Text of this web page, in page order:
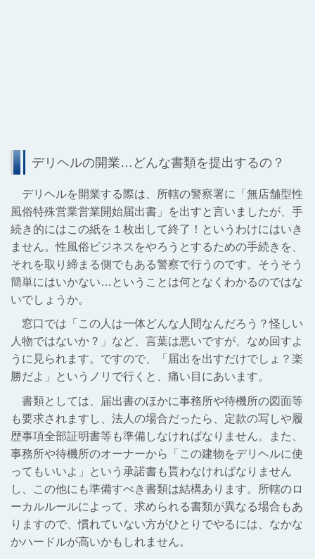
デリヘルの開業…どんな書類を提出するの？
デリヘルを開業する際は、所轄の警察署に「無店舗型性
風俗特殊営業営業開始届出書」を出すと言いましたが、手
続き的にはこの紙を１枚出して終了！というわけにはいき
ません。性風俗ビジネスをやろうとするための手続きを、
それを取り締まる側でもある警察で行うのです。そうそう
簡単にはいかない…ということは何となくわかるのではな
いでしょうか。
窓口では「 この人は一体どんな人間なんだろう？怪しい
人物ではないか？ 」など、言葉は悪いですが、なめ回すよ
うに見られます。ですので、「届出を出すだけでしょ？楽
勝だよ」というノリで行くと、痛い目にあいます。
書類としては、届出書のほかに事務所や待機所の図面等
も要求されますし、法人の場合だったら、定款の写しや履
歴事項全部証明書等も準備しなければなりません。また、
事務所や待機所のオーナーから「この建物をデリヘルに使
ってもいいよ」という承諾書も貰わなければなりません
し、この他にも準備すべき書類は結構あります。所轄のロ
ーカルルールによって、求められる書類が異なる場合もあ
りますので、慣れていない方がひとりでやるには、なかな
かハードルが高いかもしれません。